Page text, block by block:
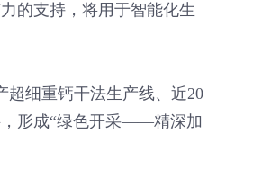
的支持，将用于智能化生
超细重钙干法生产线、近20
，形成“绿色开采——精深加